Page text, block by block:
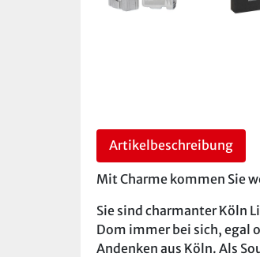
Artikelbeschreibung
Mit Charme kommen Sie
Sie sind charmanter Köln
Dom immer bei sich, egal
Andenken aus Köln. Als